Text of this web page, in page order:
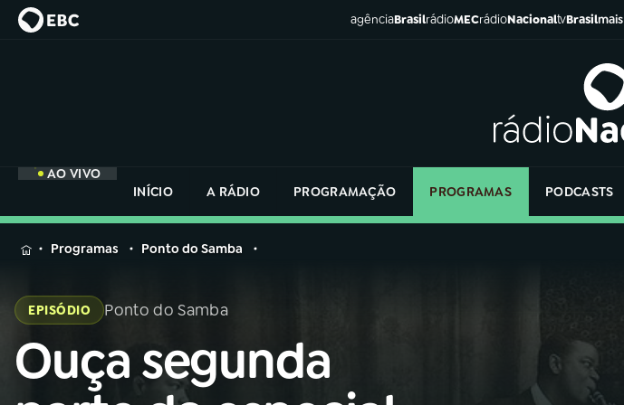
agênciaBrasilrádioMECrádioNacionaltvBrasilmais
AO VIVO
INÍCIO
A RÁDIO PROGRAMAÇÃO PROGRAMAS PODCASTS
MENU
Buscar
na
Rádio
AO VIVO
na
Rádio
Programas Ponto do Samba
EPISÓDIO Ponto do Samba
Ouça segunda